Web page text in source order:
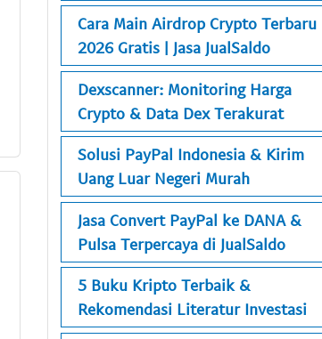
Cara Main Airdrop Crypto Terbaru
2026 Gratis | Jasa JualSaldo
Dexscanner: Monitoring Harga
Crypto & Data Dex Terakurat
Solusi PayPal Indonesia & Kirim
Uang Luar Negeri Murah
Jasa Convert PayPal ke DANA &
Pulsa Terpercaya di JualSaldo
5 Buku Kripto Terbaik &
Rekomendasi Literatur Investasi